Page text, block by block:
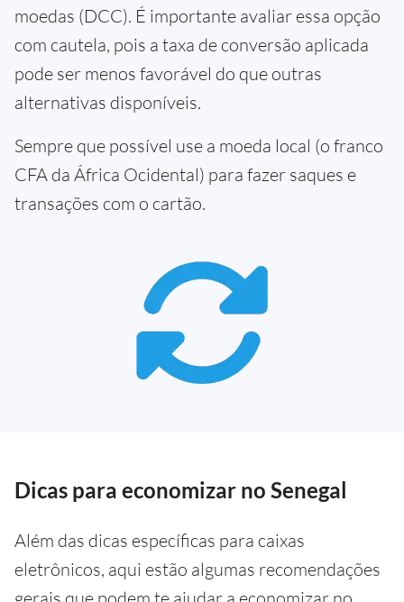
moedas (DCC). É importante avaliar essa opção
com cautela, pois a taxa de conversão aplicada
pode ser menos favorável do que outras
alternativas disponíveis.
Sempre que possível use a moeda local (o franco
CFA da África Ocidental) para fazer saques e
transações com o cartão.
Dicas para economizar no Senegal
Além das dicas específicas para caixas
eletrônicos, aqui estão algumas recomendações